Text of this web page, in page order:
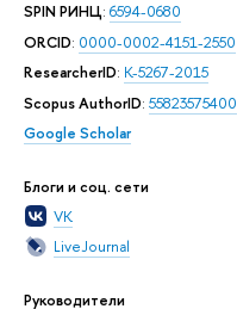
SPIN РИНЦ: 6594-0680
ORCID: 0000-0002-4151-2550
ResearcherID: K-5267-2015
Scopus AuthorID: 55823575400
Google Scholar
Блоги и соц. сети
VK
LiveJournal
Руководители